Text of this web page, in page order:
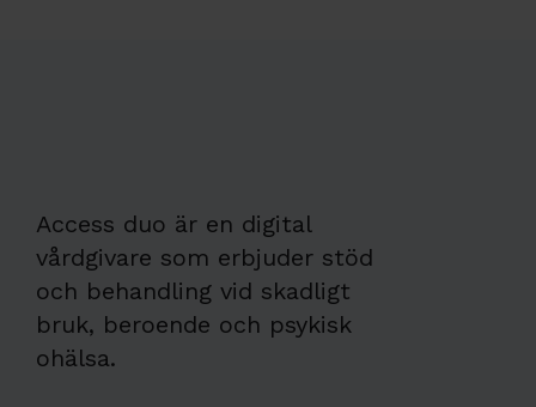
Access duo är en digital
vårdgivare som erbjuder stöd
och behandling vid skadligt
bruk, beroende och psykisk
ohälsa.